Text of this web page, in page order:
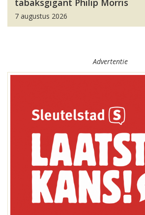
tabaksgigant Philip Morris
7 augustus 2026
Advertentie